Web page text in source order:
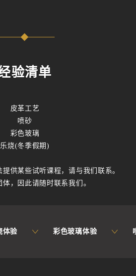
验清单
皮革工艺
喷砂
彩色玻璃
乐烧(冬季假期)
供某些试听课程，请与我们联系。
，因此请随时联系我们。
体验 彩色玻璃体验